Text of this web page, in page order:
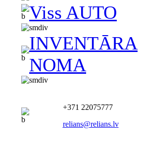
Viss AUTO
INVENTĀRA
NOMA
+371 22075777
relians@relians.lv